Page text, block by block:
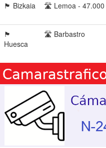
🏴󠁭󠁶󠁳󠁣󠁿 Bizkaia
🛣️ Lemoa - 47.000
🏴󠁭󠁶󠁳󠁣󠁿
Huesca
🛣️ Barbastro